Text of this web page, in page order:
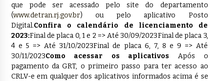
que pode ser acessado pelo site do departamento
(www.detran.rj.gov.br) ou pelo aplicativo Posto
Digital.Confira o calendário de licenciamento de
2023:Final de placa 0, 1 e 2 => Até 30/09/2023Final de placa 3,
4 e 5 => Até 31/10/2023Final de placa 6, 7, 8 e 9 => Até
30/11/2023Como acessar os aplicativos Após o
pagamento da GRT, o primeiro passo para ter acesso ao
CRLV-e em qualquer dos aplicativos informados acima é se